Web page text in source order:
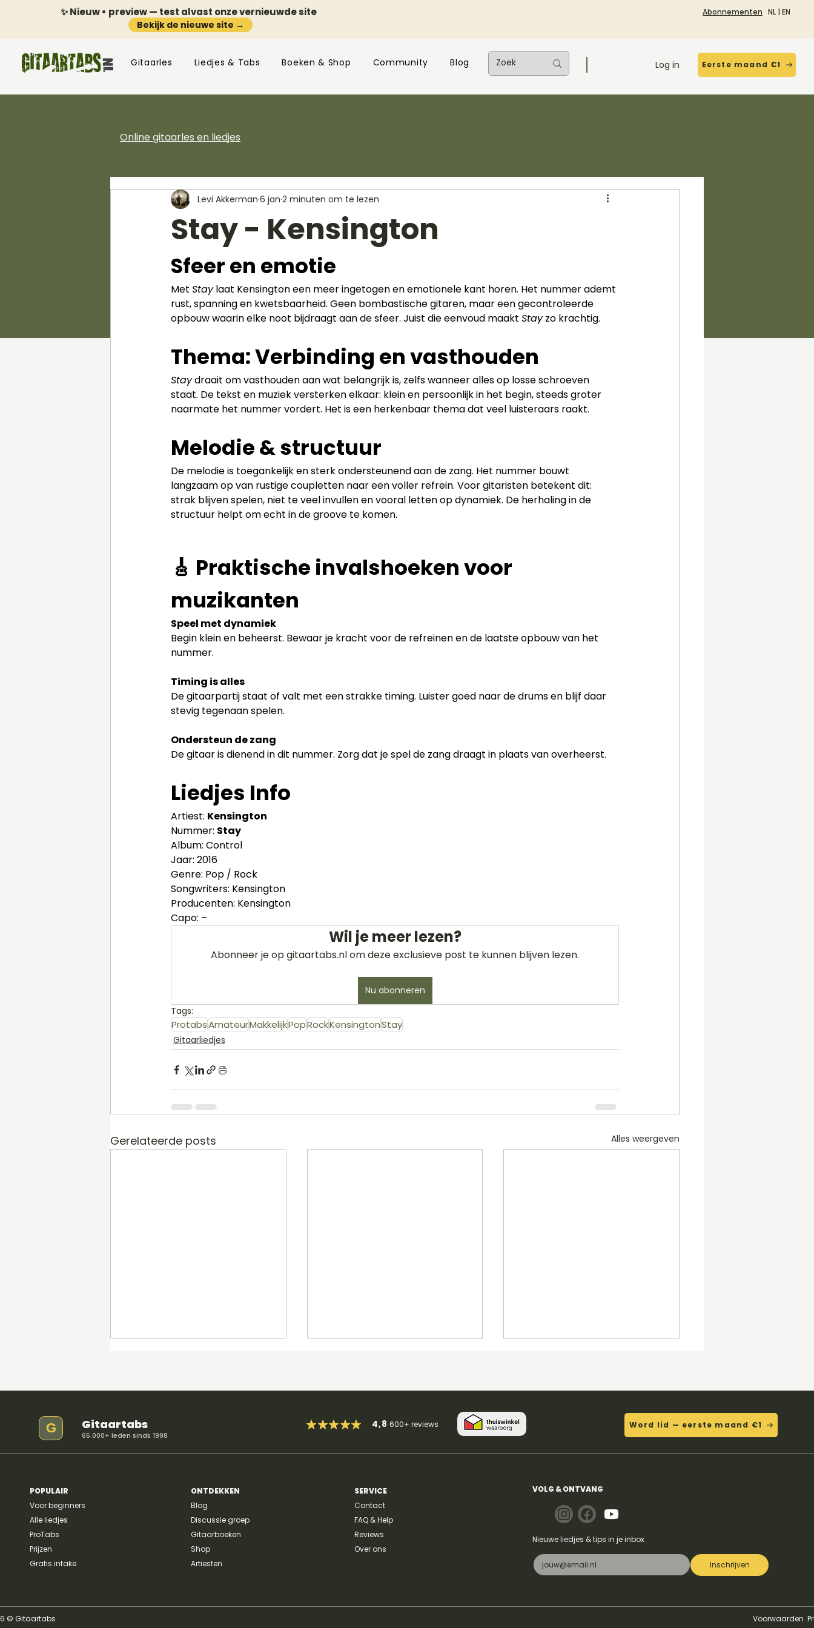
✨ Nieuw • preview — test alvast onze vernieuwde site
Bekijk de nieuwe site →
Abonnementen NL | EN
Gitaarles Liedjes & Tabs Boeken & Shop Community Blog Log in Eerste maand €1
Online gitaarles en liedjes
Stay - Kensington
Levi Akkerman 6 jan 2 minuten om te lezen
Sfeer en emotie
Met Stay laat Kensington een meer ingetogen en emotionele kant horen. Het nummer ademt
rust, spanning en kwetsbaarheid. Geen bombastische gitaren, maar een gecontroleerde
opbouw waarin elke noot bijdraagt aan de sfeer. Juist die eenvoud maakt Stay zo krachtig.
Thema: Verbinding en vasthouden
Stay draait om vasthouden aan wat belangrijk is, zelfs wanneer alles op losse schroeven
staat. De tekst en muziek versterken elkaar: klein en persoonlijk in het begin, steeds groter
naarmate het nummer vordert. Het is een herkenbaar thema dat veel luisteraars raakt.
Melodie & structuur
De melodie is toegankelijk en sterk ondersteunend aan de zang. Het nummer bouwt
langzaam op van rustige coupletten naar een voller refrein. Voor gitaristen betekent dit:
strak blijven spelen, niet te veel invullen en vooral letten op dynamiek. De herhaling in de
structuur helpt om echt in de groove te komen.
🎸 Praktische invalshoeken voor
muzikanten
Speel met dynamiek
Begin klein en beheerst. Bewaar je kracht voor de refreinen en de laatste opbouw van het
nummer.
Timing is alles
De gitaarpartij staat of valt met een strakke timing. Luister goed naar de drums en blijf daar
stevig tegenaan spelen.
Ondersteun de zang
De gitaar is dienend in dit nummer. Zorg dat je spel de zang draagt in plaats van overheerst.
Liedjes Info
Artiest: Kensington
Nummer: Stay
Album: Control
Jaar: 2016
Genre: Pop / Rock
Songwriters: Kensington
Producenten: Kensington
Capo: –
Wil je meer lezen?
Abonneer je op gitaartabs.nl om deze exclusieve post te kunnen blijven lezen.
Nu abonneren
Tags:
ProtabsAmateurMakkelijkPopRockKensingtonStay
Gitaarliedjes
Gerelateerde posts Alles weergeven
G Gitaartabs
65.000+ leden sinds 1998
4,8600+reviews Word lid — eerste maand €1
POPULAIR
Voor beginners
Alle liedjes
ProTabs
Prijzen
Gratis intake
ONTDEKKEN
Blog
Discussie groep
Gitaarboeken
Shop
Artiesten
SERVICE
Contact
FAQ & Help
Reviews
Over ons
VOLG & ONTVANG
Nieuwe liedjes & tips in je inbox
Inschrijven
© Gitaartabs Voorwaarden